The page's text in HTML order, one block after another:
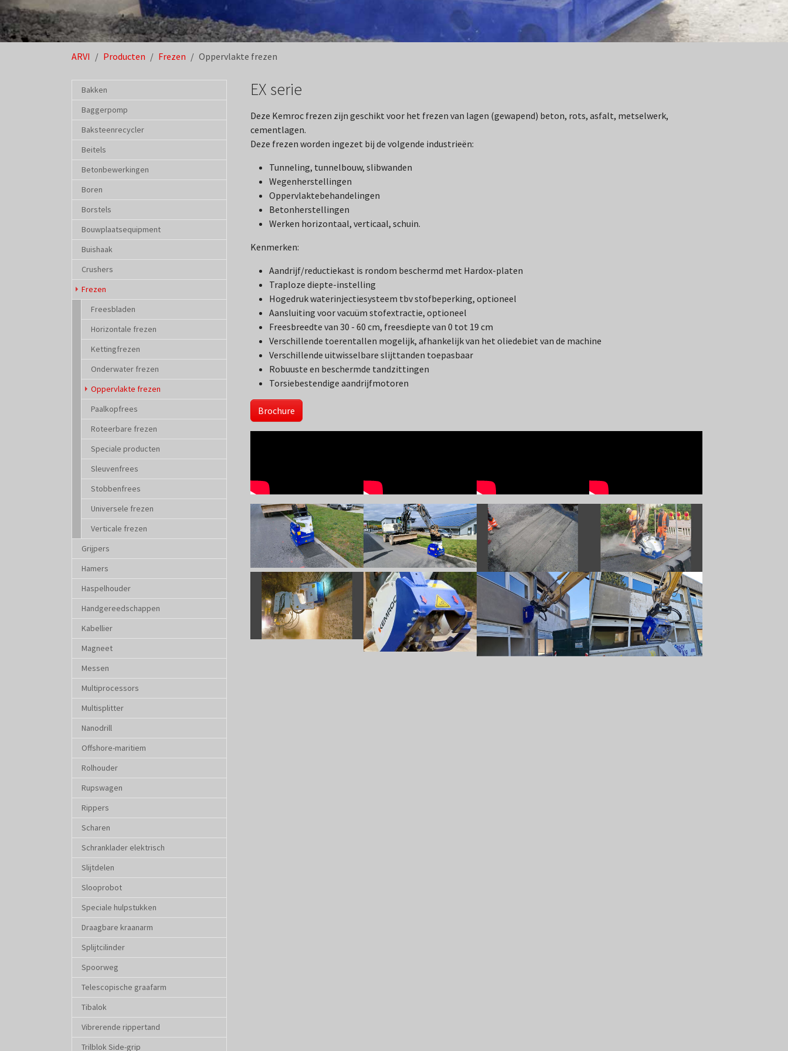
ARVI Producten Frezen Oppervlakte frezen
EX serie
Deze Kemroc frezen zijn geschikt voor het frezen van lagen (gewapend) beton, rots, asfalt, metselwerk,
cementlagen.
Deze frezen worden ingezet bij de volgende industrieën:
Tunneling, tunnelbouw, slibwanden
Wegenherstellingen
Oppervlaktebehandelingen
Betonherstellingen
Werken horizontaal, verticaal, schuin.
Kenmerken:
Aandrijf/reductiekast is rondom beschermd met Hardox-platen
Traploze diepte-instelling
Hogedruk waterinjectiesysteem tbv stofbeperking, optioneel
Aansluiting voor vacuüm stofextractie, optioneel
Freesbreedte van 30 - 60 cm, freesdiepte van 0 tot 19 cm
Verschillende toerentallen mogelijk, afhankelijk van het oliedebiet van de machine
Verschillende uitwisselbare slijttanden toepasbaar
Robuuste en beschermde tandzittingen
Torsiebestendige aandrijfmotoren
Brochure
Show larger version Show larger version Show larger version Show larger version
Show larger version Show larger version Show larger version Show larger version
Bakken
Baggerpomp
Baksteenrecycler
Beitels
Betonbewerkingen
Boren
Borstels
Bouwplaatsequipment
Buishaak
Crushers
Frezen
Freesbladen
Horizontale frezen
Kettingfrezen
Onderwater frezen
Oppervlakte frezen
Paalkopfrees
Roteerbare frezen
Speciale producten
Sleuvenfrees
Stobbenfrees
Universele frezen
Verticale frezen
Grijpers
Hamers
Haspelhouder
Handgereedschappen
Kabellier
Magneet
Messen
Multiprocessors
Multisplitter
Nanodrill
Offshore-maritiem
Rolhouder
Rupswagen
Rippers
Scharen
Schranklader elektrisch
Slijtdelen
Slooprobot
Speciale hulpstukken
Draagbare kraanarm
Splijtcilinder
Spoorweg
Telescopische graafarm
Tibalok
Vibrerende rippertand
Trilblok Side-grip